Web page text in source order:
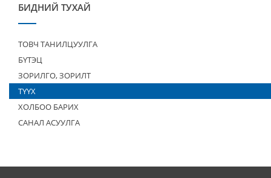
БИДНИЙ ТУХАЙ
ТОВЧ ТАНИЛЦУУЛГА
БҮТЭЦ
ЗОРИЛГО, ЗОРИЛТ
ТҮҮХ
ХОЛБОО БАРИХ
САНАЛ АСУУЛГА